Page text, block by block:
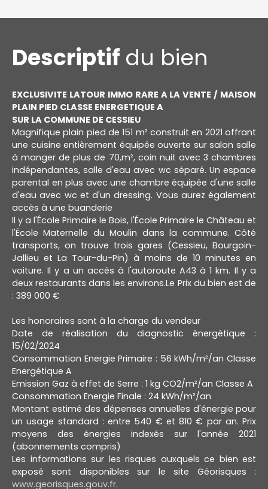
Descriptif du bien
EXCLUSIVITE LATOUR IMMO RARE A LA VENTE / MAISON
PLAIN PIED CLASSE ENERGETIQUE A
SUR LA COMMUNE DE CESSIEU
Magnifique plain pied de 151 m² construit en 2021 offrant
une cuisine entièrement équipée ouverte sur salon salle
à manger de plus de 70,m², coin nuit avec 3 chambres
indépendantes, salle d'eau avec wc séparé. Un espace
parental en plus avec une chambre équipée d'une salle
d'eau avec wc et d'un dressing. Vous aurez également
accès à une buanderie
Il y a l'École Primaire le Bois, l'École Primaire le Château et
l'École Maternelle du Moulin dans la commune. Côté
transports, on trouve trois gares (Cessieu, Bourgoin-
Jallieu et La Tour-du-Pin) à moins de 10 minutes en
voiture. Il y a un accès à l'autoroute A43 à 1 km. Il y a
deux restaurants dans les environs.Le Prix du bien est de
: 389 000 €
Les honoraires sont à la charge du vendeur
Date de réalisation du diagnostic énergétique :
15/02/2024
Consommation Energie Primaire : 56 kWh/m²/an Classe
Energétique A
Emission Gaz à effet de Serre : 1 kg CO2/m²/an Classe A
Consommation Energie Finale : 24 kWh/m²/an
Montant estimé des dépenses annuelles d'énergie pour
un usage standard : entre 540 € et 810 € par an. Prix
moyens des énergies indexés sur l'année 2021
(abonnements compris)
Les informations sur les risques auxquels ce bien est
exposé sont disponibles sur le site Géorisques :
www.georisques.gouv.fr.